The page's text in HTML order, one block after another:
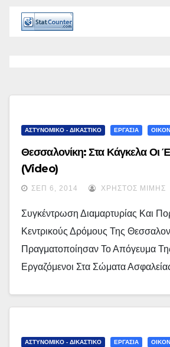
ΑΣΤΥΝΟΜΙΚΟ - ΔΙΚΑΣΤΙΚΟ ΕΡΓΑΣΙΑ
Θεσσαλονίκη: Στα Κάγκελα Οι
(video)
ΣΕΠ 6, 2014 ΧΡΉΣΤΟΣ ΜΊΜΗΣ
Συγκέντρωση Διαμαρτυρίας Και
Κεντρικούς Δρόμους Της
Πραγματοποίησαν Το Απόγευμα
Εργαζόμενοι Στα Σώματα
ΑΣΤΥΝΟΜΙΚΟ - ΔΙΚΑΣΤΙΚΟ ΕΡΓΑΣΙΑ